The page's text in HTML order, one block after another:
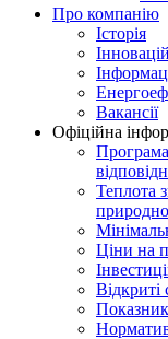
Про компанію
Історія
Вакансії
Офіційна
Програма
Теплота
Ціни на
Відкриті